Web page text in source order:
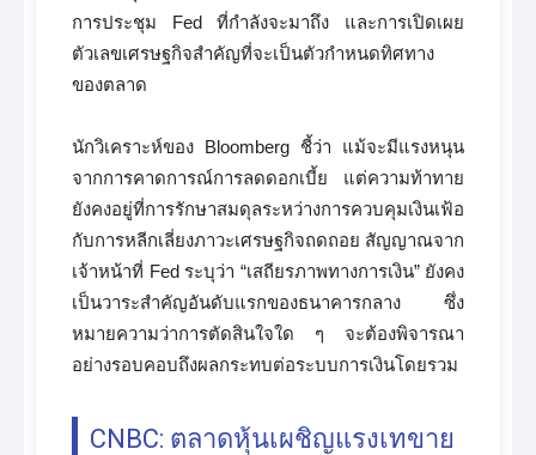
การประชุม Fed ที่กำลังจะมาถึง และการเปิดเผย
ตัวเลขเศรษฐกิจสำคัญที่จะเป็นตัวกำหนดทิศทาง
ของตลาด
นักวิเคราะห์ของ Bloomberg ชี้ว่า แม้จะมีแรงหนุน
จากการคาดการณ์การลดดอกเบี้ย แต่ความท้าทาย
ยังคงอยู่ที่การรักษาสมดุลระหว่างการควบคุมเงินเฟ้อ
กับการหลีกเลี่ยงภาวะเศรษฐกิจถดถอย สัญญาณจาก
เจ้าหน้าที่ Fed ระบุว่า “เสถียรภาพทางการเงิน” ยังคง
เป็นวาระสำคัญอันดับแรกของธนาคารกลาง ซึ่ง
หมายความว่าการตัดสินใจใด ๆ จะต้องพิจารณา
อย่างรอบคอบถึงผลกระทบต่อระบบการเงินโดยรวม
CNBC: ตลาดหุ้นเผชิญแรงเทขาย